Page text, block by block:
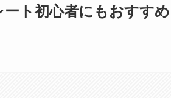
ト初心者にもおすすめ